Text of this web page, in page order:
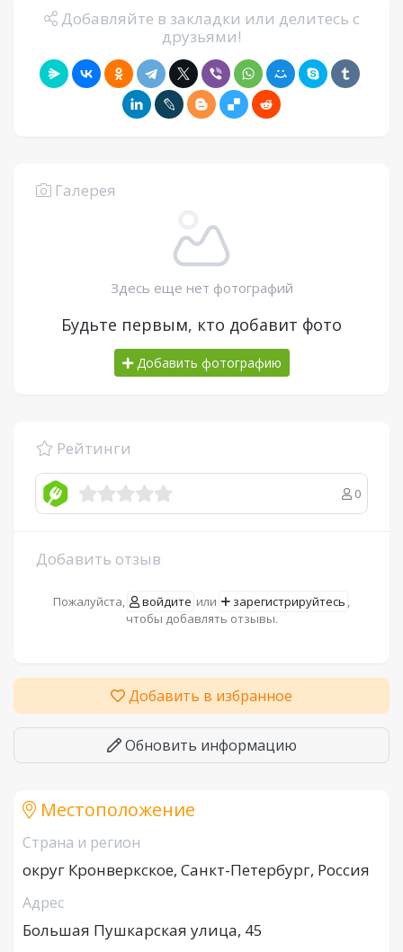
Добавляйте в закладки или делитесь с
друзьями!
Галерея
Здесь еще нет фотографий
Будьте первым, кто добавит фото
Добавить фотографию
Рейтинги
0
Добавить отзыв
Пожалуйста, войдите или зарегистрируйтесь ,
чтобы добавлять отзывы.
Добавить в избранное
Обновить информацию
Местоположение
Страна и регион
округ Кронверкское, Санкт-Петербург, Россия
Адрес
Большая Пушкарская улица, 45